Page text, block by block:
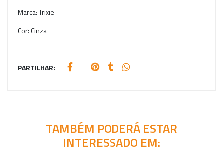
Marca:Trixie
Cor:Cinza
PARTILHAR:
TAMBÉM PODERÁ ESTAR
INTERESSADO EM: